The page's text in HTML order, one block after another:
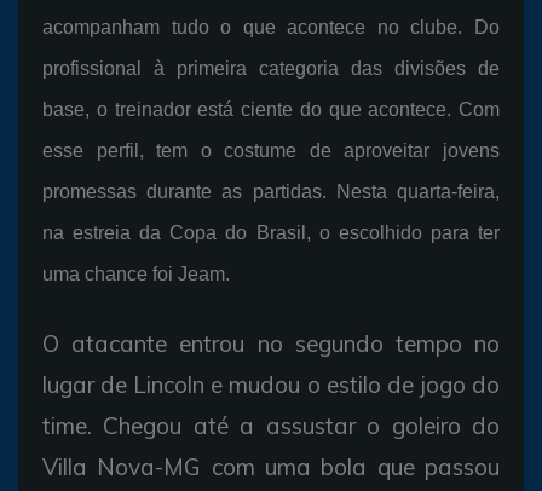
acompanham tudo o que acontece no clube. Do
profissional à primeira categoria das divisões de
base, o treinador está ciente do que acontece. Com
esse perfil, tem o costume de aproveitar jovens
promessas durante as partidas. Nesta quarta-feira,
na estreia da Copa do Brasil, o escolhido para ter
uma chance foi Jeam.
O atacante entrou no segundo tempo no
lugar de Lincoln e mudou o estilo de jogo do
time. Chegou até a assustar o goleiro do
Villa Nova-MG com uma bola que passou